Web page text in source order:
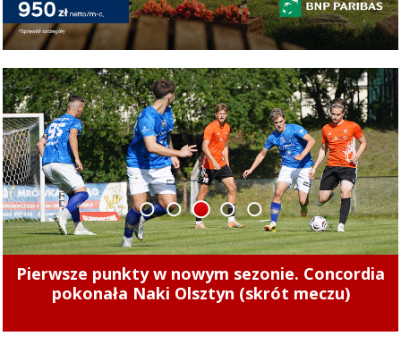
Pierwsze punkty w nowym sezonie. Concordia
pokonała Naki Olsztyn (skrót meczu)
1 2 3 4 5